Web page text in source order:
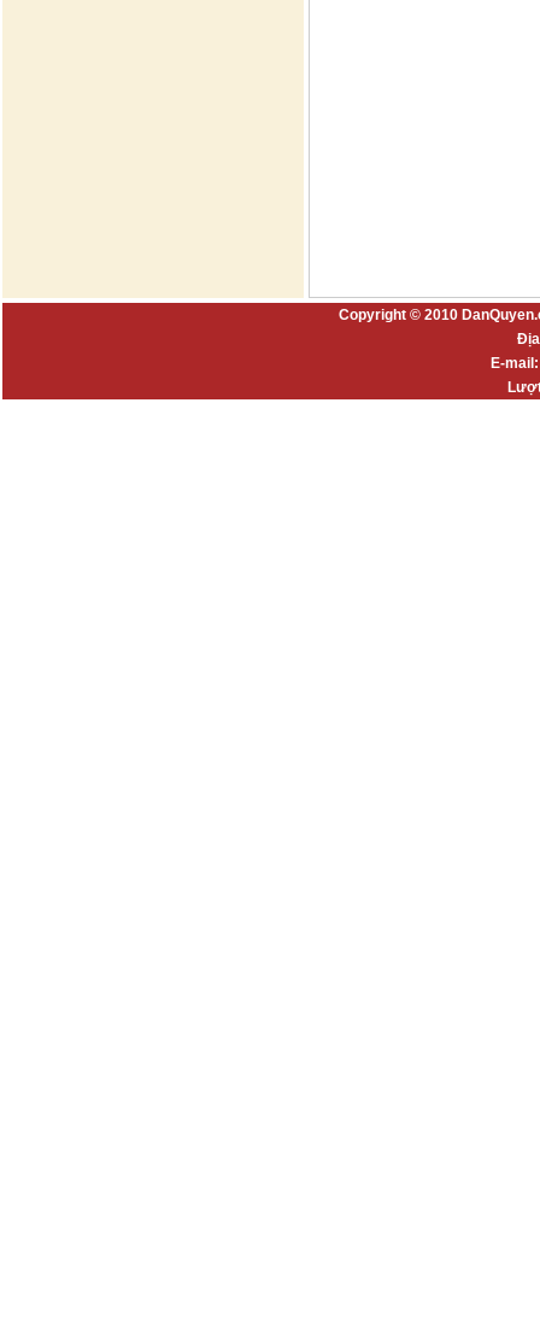
Copyright © 2010
E-